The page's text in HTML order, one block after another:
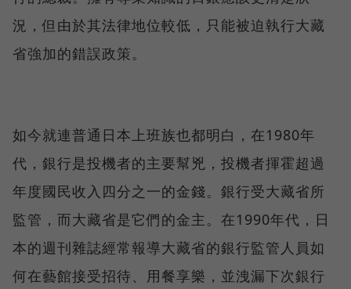
況，但由於其法律地位較低，只能被迫執行大藏
省強加的錯誤政策。
如今就連普通日本上班族也都明白，在1980年
代，銀行是投機者的主要幫兇，投機者揮霍超過
年度國民收入四分之一的金錢。銀行受大藏省所
監管，而大藏省是它們的金主。在1990年代，日
本的週刊雜誌經常報導大藏省的銀行監管人員如
何在藝館接受招待、用餐享樂，並洩漏下次銀行